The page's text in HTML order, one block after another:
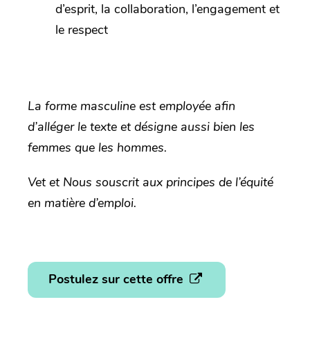
d’esprit, la collaboration, l’engagement et
le respect
La forme masculine est employée afin
d’alléger le texte et désigne aussi bien les
femmes que les hommes.
Vet et Nous souscrit aux principes de l’équité
en matière d’emploi.
Postulez sur cette offre